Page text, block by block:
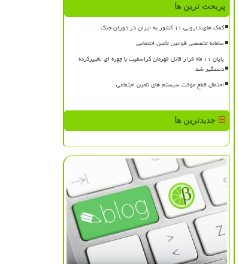
پربحث ترین ها
کمک های دارویی ۱۱ کشور به ایران در دوران جنگ
سامانه تخصصی قوانین تأمین اجتماعی
پایان ۱۱ ماه فرار قاتل قهرمان کراسفیت با چهره ای تغییرکرده
دستگیر شد
احتمال قطع موقت سیستم های تامین اجتماعی
جدیدترین ها